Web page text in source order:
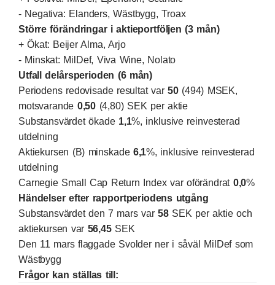
- Negativa: Elanders, Wästbygg, Troax
Större förändringar i aktieportföljen (3 mån)
+ Ökat: Beijer Alma, Arjo
- Minskat: MilDef, Viva Wine, Nolato
Utfall delårsperioden (6 mån)
Periodens redovisade resultat var 50(494) MSEK,
motsvarande 0,50 (4,80) SEK per aktie
Substansvärdet ökade 1,1%, inklusive reinvesterad
utdelning
Aktiekursen (B) minskade 6,1%, inklusive reinvesterad
utdelning
Carnegie Small Cap Return Index var oförändrat 0,0%
Händelser efter rapportperiodens utgång
Substansvärdet den 7 mars var58SEK per aktie och
aktiekursen var 56,45SEK
Den 11 mars flaggade Svolder ner i såväl MilDef som
Wästbygg
Frågor kan ställas till: